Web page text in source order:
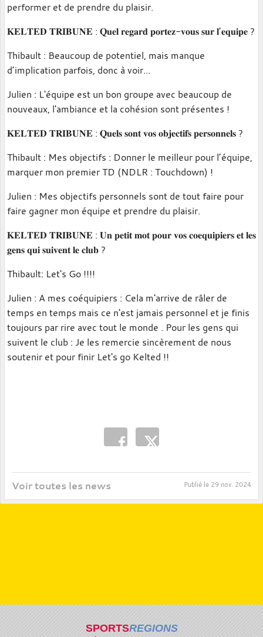
performer et de prendre du plaisir.
𝐊𝐄𝐋𝐓𝐄𝐃 𝐓𝐑𝐈𝐁𝐔𝐍𝐄 : 𝐐𝐮𝐞𝐥 𝐫𝐞𝐠𝐚𝐫𝐝 𝐩𝐨𝐫𝐭𝐞𝐳-𝐯𝐨𝐮𝐬 𝐬𝐮𝐫 𝐥’𝐞𝐪𝐮𝐢𝐩𝐞 ?
Thibault : Beaucoup de potentiel, mais manque
d’implication parfois, donc à voir...
Julien : L'équipe est un bon groupe avec beaucoup de
nouveaux, l'ambiance et la cohésion sont présentes !
𝐊𝐄𝐋𝐓𝐄𝐃 𝐓𝐑𝐈𝐁𝐔𝐍𝐄 : 𝐐𝐮𝐞𝐥𝐬 𝐬𝐨𝐧𝐭 𝐯𝐨𝐬 𝐨𝐛𝐣𝐞𝐜𝐭𝐢𝐟𝐬 𝐩𝐞𝐫𝐬𝐨𝐧𝐧𝐞𝐥𝐬 ?
Thibault : Mes objectifs : Donner le meilleur pour l’équipe,
marquer mon premier TD (NDLR : Touchdown) !
Julien : Mes objectifs personnels sont de tout faire pour
faire gagner mon équipe et prendre du plaisir.
𝐊𝐄𝐋𝐓𝐄𝐃 𝐓𝐑𝐈𝐁𝐔𝐍𝐄 : 𝐔𝐧 𝐩𝐞𝐭𝐢𝐭 𝐦𝐨𝐭 𝐩𝐨𝐮𝐫 𝐯𝐨𝐬 𝐜𝐨𝐞𝐪𝐮𝐢𝐩𝐢𝐞𝐫𝐬 𝐞𝐭 𝐥𝐞𝐬
𝐠𝐞𝐧𝐬 𝐪𝐮𝐢 𝐬𝐮𝐢𝐯𝐞𝐧𝐭 𝐥𝐞 𝐜𝐥𝐮𝐛 ?
Thibault: Let's Go !!!!
Julien : A mes coéquipiers : Cela m'arrive de râler de
temps en temps mais ce n'est jamais personnel et je finis
toujours par rire avec tout le monde . Pour les gens qui
suivent le club : Je les remercie sincèrement de nous
soutenir et pour finir Let's go Kelted !!
Voir toutes les news Publié le 29 nov. 2024
SPORTSREGIONS